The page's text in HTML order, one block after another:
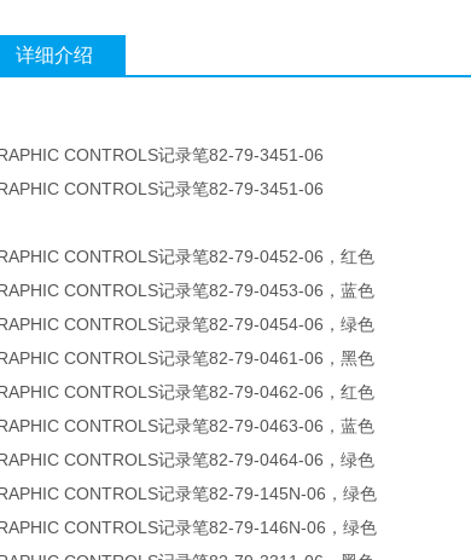
详细介绍
CONTROLS记录笔82-79-3451-06
CONTROLS记录笔82-79-3451-06
CONTROLS记录笔82-79-0452-06，红色
CONTROLS记录笔82-79-0453-06，蓝色
CONTROLS记录笔82-79-0454-06，绿色
CONTROLS记录笔82-79-0461-06，黑色
CONTROLS记录笔82-79-0462-06，红色
CONTROLS记录笔82-79-0463-06，蓝色
CONTROLS记录笔82-79-0464-06，绿色
CONTROLS记录笔82-79-145N-06，绿色
CONTROLS记录笔82-79-146N-06，绿色